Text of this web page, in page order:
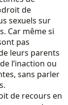
de
sexuels sur
Car même si
pas
leurs parents
l’inaction ou
sans parler
de recours en